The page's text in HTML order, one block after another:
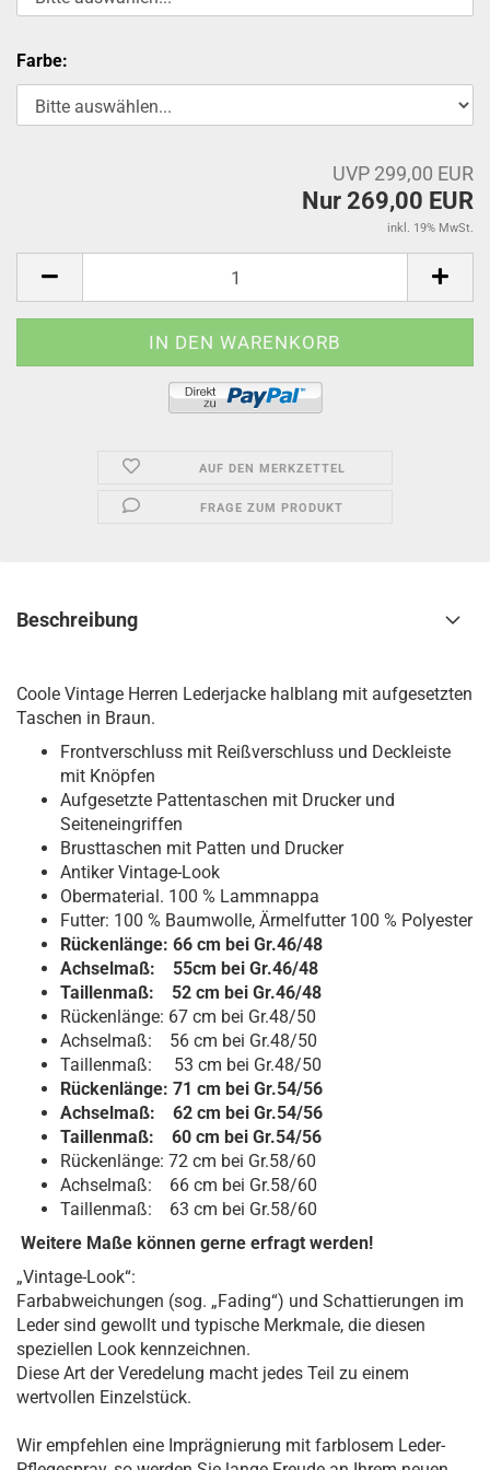
Farbe:
UVP 299,00 EUR
Nur 269,00 EUR
inkl. 19% MwSt.
AUF DEN MERKZETTEL
FRAGE ZUM PRODUKT
Beschreibung
Coole Vintage Herren Lederjacke halblang mit aufgesetzten
Taschen in Braun.
Frontverschluss mit Reißverschluss und Deckleiste
mit Knöpfen
Aufgesetzte Pattentaschen mit Drucker und
Seiteneingriffen
Brusttaschen mit Patten und Drucker
Antiker Vintage-Look
Obermaterial. 100 % Lammnappa
Futter: 100 % Baumwolle, Ärmelfutter 100 % Polyester
Rückenlänge: 66 cm bei Gr.46/48
Achselmaß: 55cm bei Gr.46/48
Taillenmaß: 52 cm bei Gr.46/48
Rückenlänge: 67 cm bei Gr.48/50
Achselmaß: 56 cm bei Gr.48/50
Taillenmaß: 53 cm bei Gr.48/50
Rückenlänge: 71 cm bei Gr.54/56
Achselmaß: 62 cm bei Gr.54/56
Taillenmaß: 60 cm bei Gr.54/56
Rückenlänge: 72 cm bei Gr.58/60
Achselmaß: 66 cm bei Gr.58/60
Taillenmaß: 63 cm bei Gr.58/60
Weitere Maße können gerne erfragt werden!
„Vintage-Look“:
Farbabweichungen (sog. „Fading“) und Schattierungen im
Leder sind gewollt und typische Merkmale, die diesen
speziellen Look kennzeichnen.
Diese Art der Veredelung macht jedes Teil zu einem
wertvollen Einzelstück.
Wir empfehlen eine Imprägnierung mit farblosem Leder-